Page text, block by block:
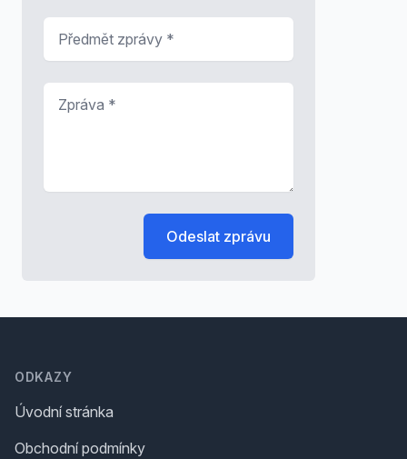
Odeslat zprávu
ODKAZY
Úvodní stránka
Obchodní podmínky